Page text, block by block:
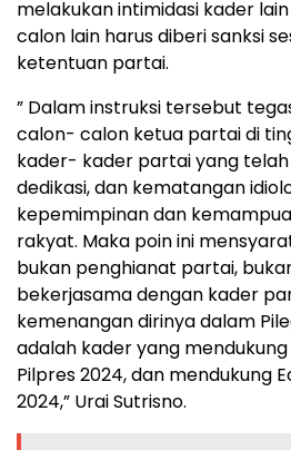
melakukan intimidasi kader
calon lain harus diberi sanksi
ketentuan partai.
” Dalam instruksi tersebut
calon- calon ketua partai di
kader- kader partai yang
dedikasi, dan kematangan
kepemimpinan dan
rakyat. Maka poin ini
bukan penghianat partai,
bekerjasama dengan kader
kemenangan dirinya dalam
adalah kader yang
Pilpres 2024, dan mendukung
2024,” Urai Sutrisno.